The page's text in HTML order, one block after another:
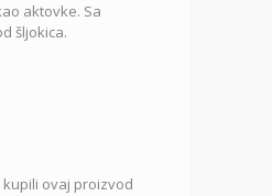
aktovke. Sa
šljokica.
ovaj proizvod